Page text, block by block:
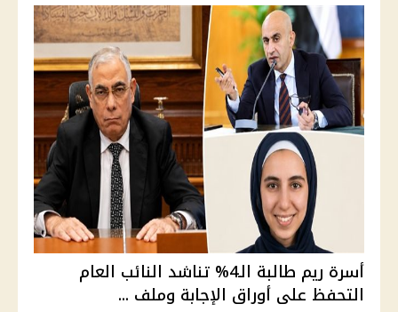
أسرة ريم طالبة الـ4% تناشد النائب العام
التحفظ على أوراق الإجابة وملف ...